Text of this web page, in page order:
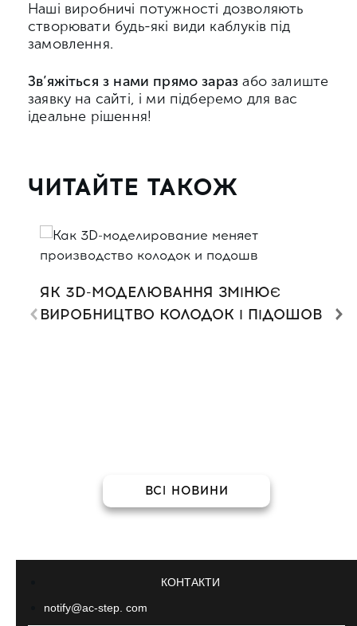
Наші виробничі потужності дозволяють
створювати будь-які види каблуків під
замовлення.
Зв’яжіться з нами прямо зараз або залиште
заявку на сайті, і ми підберемо для вас
ідеальне рішення!
ЧИТАЙТЕ ТАКОЖ
ЯК 3D-МОДЕЛЮВАННЯ ЗМІНЮЄ
ВИРОБНИЦТВО КОЛОДОК І ПІДОШОВ
ВСІ НОВИНИ
КОНТАКТИ
notify@ac-step. com